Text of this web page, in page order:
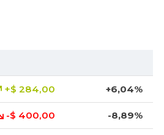
+$ 284,00 +6,04%
-$ 400,00 -8,89%